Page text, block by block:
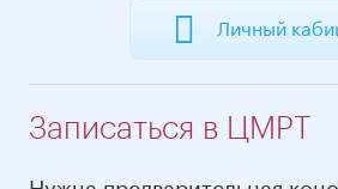
Личный
Записаться в ЦМРТ